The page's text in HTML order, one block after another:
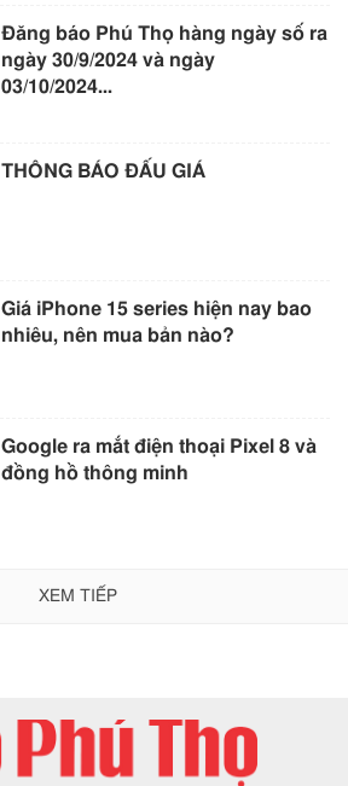
Đăng báo Phú Thọ hàng ngày số ra
ngày 30/9/2024 và ngày
03/10/2024...
THÔNG BÁO ĐẤU GIÁ
Giá iPhone 15 series hiện nay bao
nhiêu, nên mua bản nào?
Google ra mắt điện thoại Pixel 8 và
đồng hồ thông minh
XEM TIẾP